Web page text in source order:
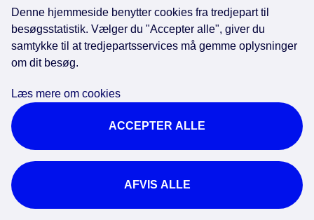
Denne hjemmeside benytter cookies fra tredjepart til
besøgsstatistik. Vælger du "Accepter alle", giver du
samtykke til at tredjepartsservices må gemme oplysninger
om dit besøg.
Læs mere om cookies
ACCEPTER ALLE
AFVIS ALLE